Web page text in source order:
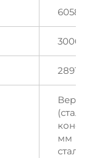
6058
3000
2891
мм